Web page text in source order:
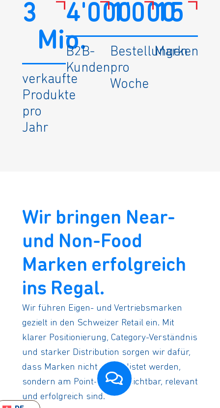
3
Mio.
verkaufte
Produkte
pro
Jahr
4'000
B2B-
Kunden
1'000
Bestellungen
pro
Woche
15
Marken
Wir bringen Near-
und Non-Food
Marken erfolgreich
ins Regal.
Wir führen Eigen- und Vertriebsmarken
gezielt in den Schweizer Retail ein. Mit
klarer Positionierung, Category-Verständnis
und starker Distribution sorgen wir dafür,
dass Marken nicht nur gelistet werden,
sondern am Point-of-Sale sichtbar, relevant
und erfolgreich sind.